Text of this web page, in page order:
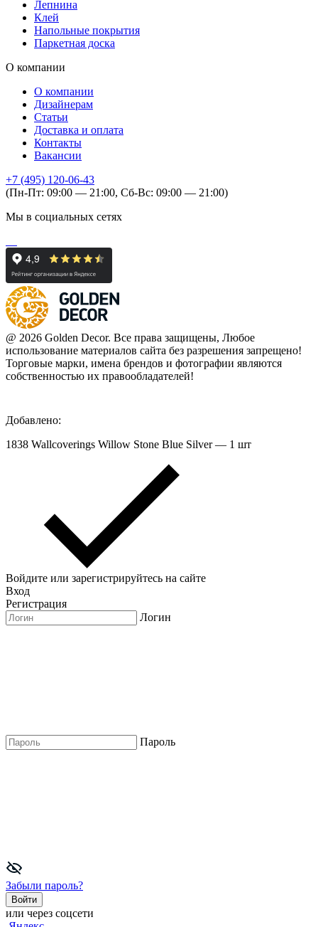
Лепнина
Клей
Напольные покрытия
Паркетная доска
О компании
О компании
Дизайнерам
Статьи
Доставка и оплата
Контакты
Вакансии
+7 (495) 120-06-43
(Пн-Пт: 09:00 — 21:00, Сб-Вс: 09:00 — 21:00)
Мы в социальных сетях
@ 2026 Golden Decor. Все права защищены, Любое
использование материалов сайта без разрешения запрещено!
Торговые марки, имена брендов и фотографии являются
собственностью их правообладателей!
Добавлено:
1838 Wallcoverings Willow Stone Blue Silver — 1 шт
Войдите или зарегистрируйтесь на сайте
Вход
Регистрация
Логин
Пароль
Забыли пароль?
Войти
или через соцсети